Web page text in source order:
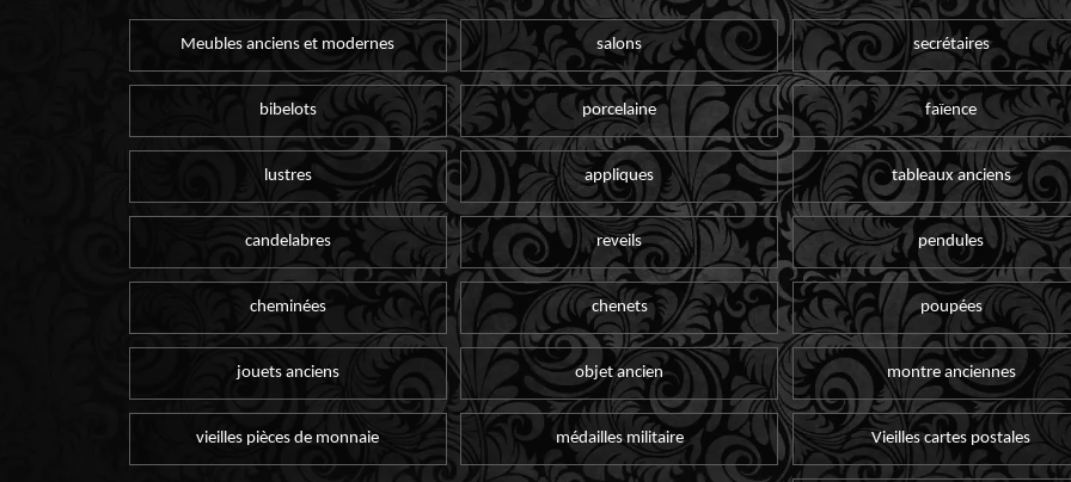
Meubles anciens et modernes salons secrétaires
bibelots porcelaine faïence
lustres appliques tableaux anciens
candelabres reveils pendules
cheminées chenets poupées
jouets anciens objet ancien montre anciennes
vieilles pièces de monnaie médailles militaire Vieilles cartes postales